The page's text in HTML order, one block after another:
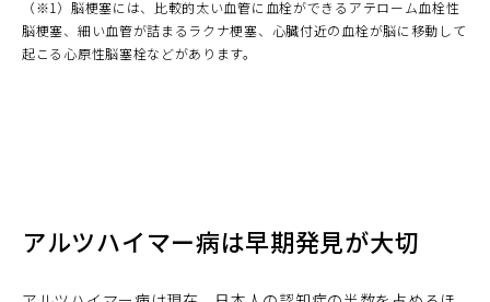
（※1）脳梗塞には、比較的太い血管に血栓ができるアテローム血栓性
脳梗塞、細い血管が詰まるラクナ梗塞、心臓付近の血栓が脳に移動して
起こる心原性脳塞栓などがあります。
アルツハイマー病は早期発見が大切